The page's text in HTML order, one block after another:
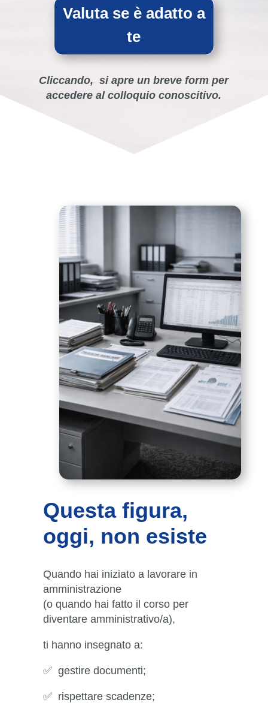
Valuta se è adatto a
te
Cliccando, si apre un breve formper
accedere alcolloquio conoscitivo.
Questa figura,
oggi, non esiste
Quando hai iniziato a lavorare in
amministrazione
(o quando hai fatto il corso per
diventare amministrativo/a),
ti hanno insegnato a:
✅ gestire documenti;
✅ rispettare scadenze;